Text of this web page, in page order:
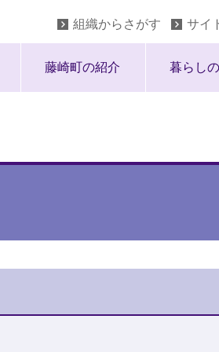
組織からさがす サイ
藤崎町の紹介 暮らし